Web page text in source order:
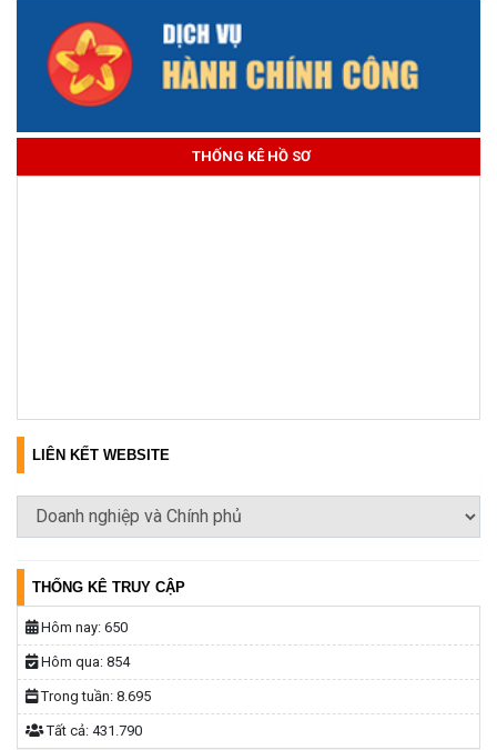
THỐNG KÊ HỒ SƠ
LIÊN KẾT WEBSITE
THỐNG KÊ TRUY CẬP
Hôm nay: 650
Hôm qua: 854
Trong tuần: 8.695
Tất cả: 431.790